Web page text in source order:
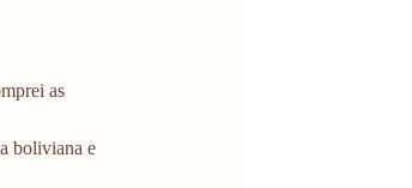
as
boliviana e